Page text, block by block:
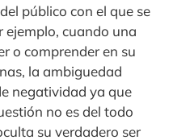
público con el que se
cuando una
o comprender en su
la ambiguedad
negatividad ya que
no es del todo
su verdadero ser